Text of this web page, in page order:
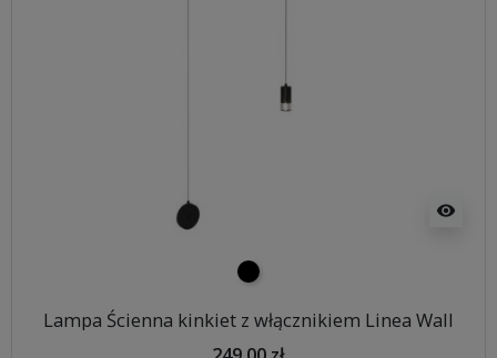
visibility
czarny
Lampa Ścienna kinkiet z włącznikiem Linea Wall